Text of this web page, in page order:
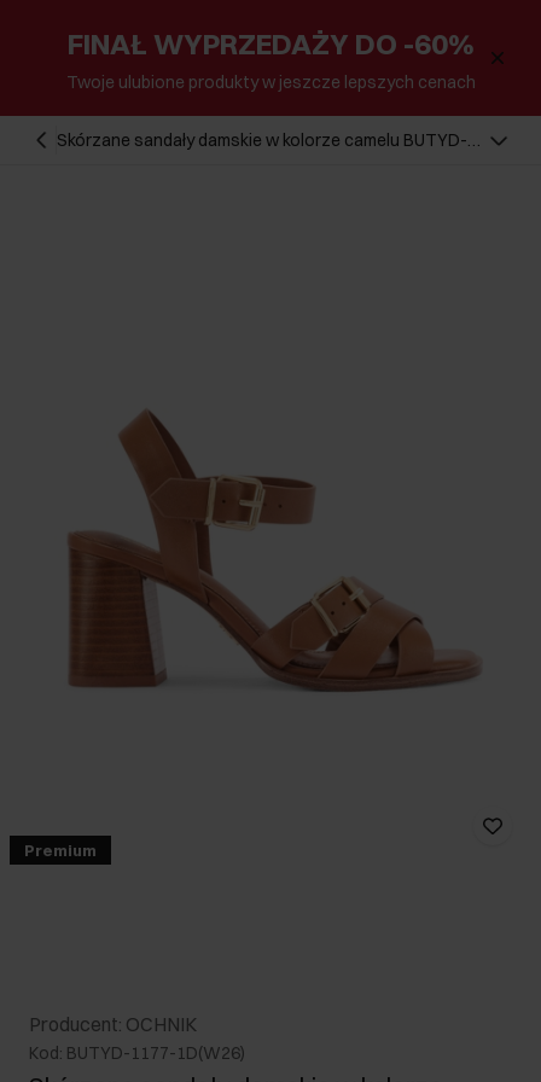
FINAŁ WYPRZEDAŻY DO -60%
Twoje ulubione produkty w jeszcze lepszych cenach
Skórzane sandały damskie w kolorze camelu BUTYD-
Premium
Producent: OCHNIK
Kod: BUTYD-1177-1D(W26)